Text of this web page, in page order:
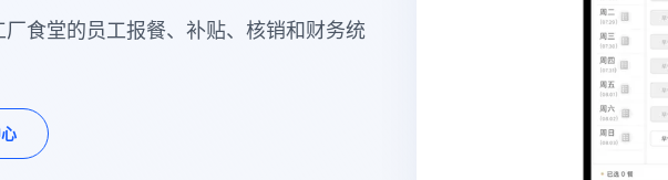
食堂的员工报餐、补贴、核销和财务统